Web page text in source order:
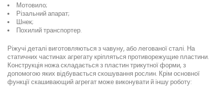
Мотовило;
Різальний апарат;
Шнек;
Похилий транспортер.
Ріжучі деталі виготовляються з чавуну, або легованої сталі. На
статичних частинах агрегату кріпляться противорежущие пластини.
Конструкція ножа складається з пластин трикутної форми, з
допомогою яких відбувається скошування рослин. Крім основної
функції скашивающий агрегат може виконувати й іншу роботу: